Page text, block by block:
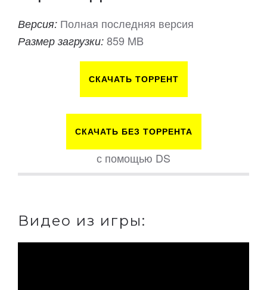
Версия: Полная последняя версия
Размер загрузки: 859 MB
СКАЧАТЬ ТОРРЕНТ
СКАЧАТЬ БЕЗ ТОРРЕНТА
с помощью DS
Видео из игры: